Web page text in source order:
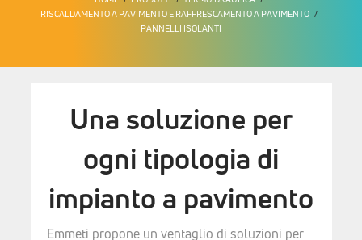
RISCALDAMENTO A PAVIMENTO E RAFFRESCAMENTO A PAVIMENTO
PANNELLI ISOLANTI
Una soluzione per
ogni tipologia di
impianto a pavimento
Emmeti propone un ventaglio di soluzioni per